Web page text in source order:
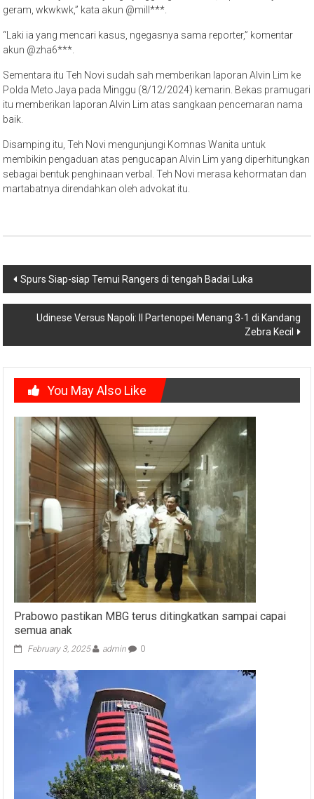
geram, wkwkwk,” kata akun @mill***.
“Laki ia yang mencari kasus, ngegasnya sama reporter,” komentar
akun @zha6***.
Sementara itu Teh Novi sudah sah memberikan laporan Alvin Lim ke
Polda Meto Jaya pada Minggu (8/12/2024) kemarin. Bekas pramugari
itu memberikan laporan Alvin Lim atas sangkaan pencemaran nama
baik.
Disamping itu, Teh Novi mengunjungi Komnas Wanita untuk
membikin pengaduan atas pengucapan Alvin Lim yang diperhitungkan
sebagai bentuk penghinaan verbal. Teh Novi merasa kehormatan dan
martabatnya direndahkan oleh advokat itu.
Post
navigation
Spurs Siap-siap Temui Rangers di tengah Badai Luka
Udinese Versus Napoli: Il Partenopei Menang 3-1 di Kandang
Zebra Kecil
You May Also Like
Prabowo pastikan MBG terus ditingkatkan sampai capai
semua anak
February 3, 2025 admin 0